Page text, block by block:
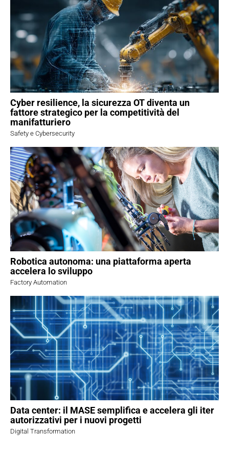
Cyber resilience, la sicurezza OT diventa un
fattore strategico per la competitività del
manifatturiero
Safety e Cybersecurity
Robotica autonoma: una piattaforma aperta
accelera lo sviluppo
Factory Automation
Data center: il MASE semplifica e accelera gli iter
autorizzativi per i nuovi progetti
Digital Transformation